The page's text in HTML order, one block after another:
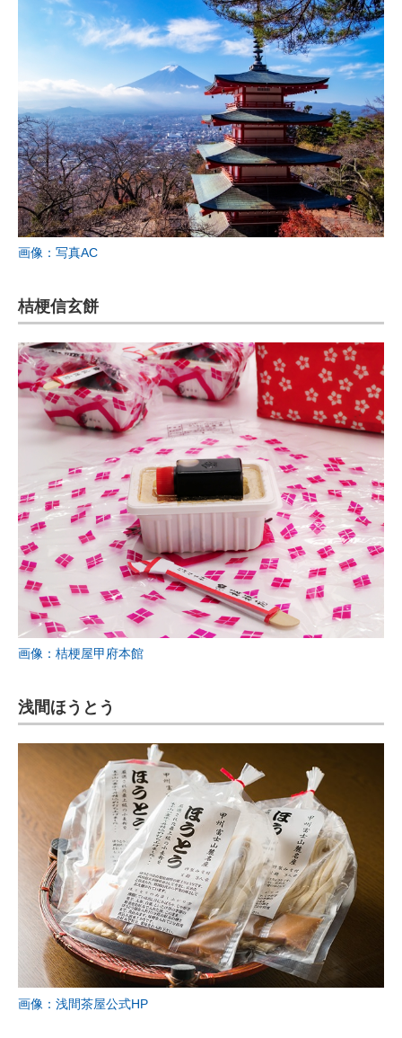
画像：写真AC
桔梗信玄餅
画像：桔梗屋甲府本館
浅間ほうとう
画像：浅間茶屋公式HP